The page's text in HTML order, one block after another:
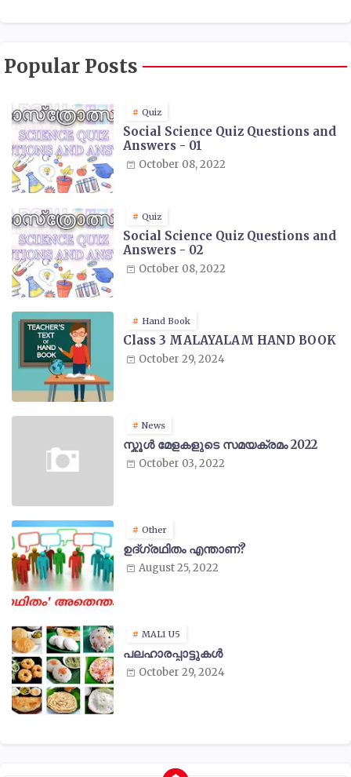
Popular Posts
Quiz
Social Science Quiz Questions and
Answers - 01
October 08, 2022
Quiz
Social Science Quiz Questions and
Answers - 02
October 08, 2022
Hand Book
Class 3 MALAYALAM HAND BOOK
October 29, 2024
News
സ്കൂൾ മേളകളുടെ സമയക്രമം 2022
October 03, 2022
Other
ഉദ്ഗ്രഥിതം എന്താണ്?
August 25, 2022
MAL1 U5
പലഹാരപ്പാട്ടുകൾ
October 29, 2024